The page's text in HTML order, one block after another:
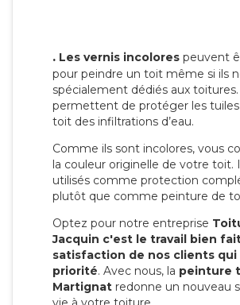
. Les vernis incolores peuvent
pour peindre un toit même si ils
spécialement dédiés aux
permettent de protéger les
toit des infiltrations d’eau.
Comme ils sont incolores, vous
la couleur originelle de votre toit.
utilisés comme protection
plutôt que comme peinture de
Optez pour notre entreprise
Jacquin c'est le travail bien
satisfaction de nos clients
priorité. Avec nous, la peinture
Martignat redonne un nouveau